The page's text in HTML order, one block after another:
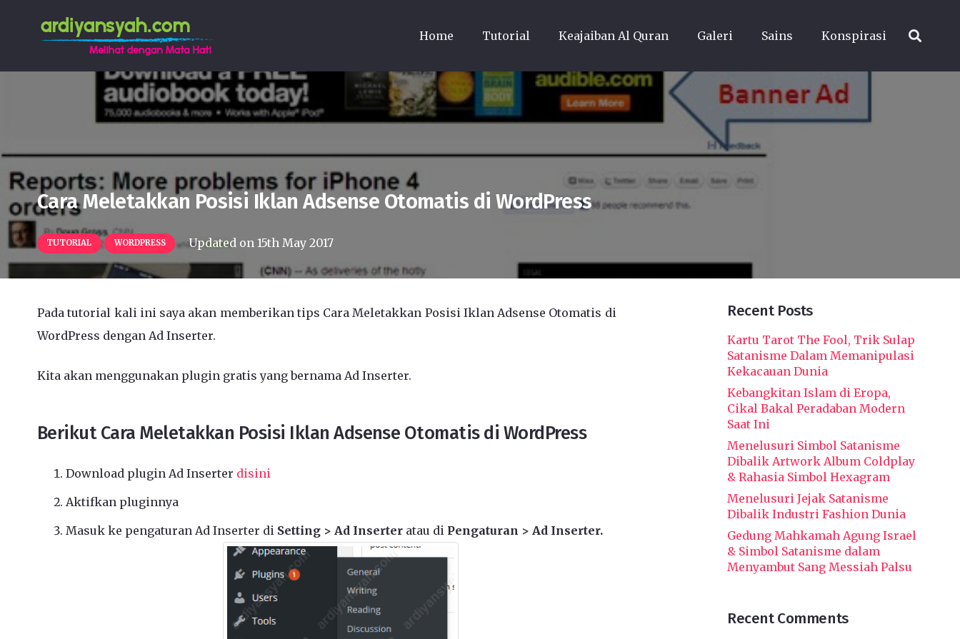
Home Tutorial Keajaiban Al Quran Galeri Sains Konspirasi
Cara Meletakkan Posisi Iklan Adsense Otomatis di WordPress
TUTORIAL WORDPRESS Updated on15th May 2017
Pada tutorial kali ini saya akan memberikan tips Cara Meletakkan Posisi Iklan Adsense Otomatis di
WordPress dengan Ad Inserter.
Kita akan menggunakan plugin gratis yang bernama Ad Inserter.
Berikut Cara Meletakkan Posisi Iklan Adsense Otomatis di WordPress
Download plugin Ad Inserter disini
Aktifkan pluginnya
Masuk ke pengaturan Ad Inserter di Setting > Ad Inserter atau di Pengaturan > Ad Inserter.
Recent Posts
Kartu Tarot The Fool, Trik Sulap
Satanisme Dalam Memanipulasi
Kekacauan Dunia
Kebangkitan Islam di Eropa,
Cikal Bakal Peradaban Modern
Saat Ini
Menelusuri Simbol Satanisme
Dibalik Artwork Album Coldplay
& Rahasia Simbol Hexagram
Menelusuri Jejak Satanisme
Dibalik Industri Fashion Dunia
Gedung Mahkamah Agung Israel
& Simbol Satanisme dalam
Menyambut Sang Messiah Palsu
Recent Comments